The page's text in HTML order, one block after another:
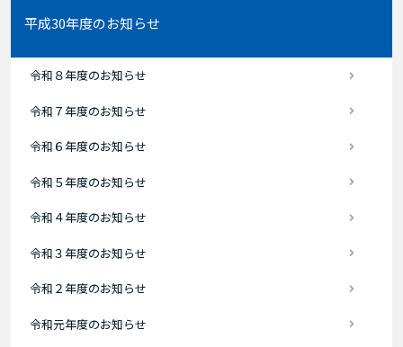
平成30年度のお知らせ
令和８年度のお知らせ
令和７年度のお知らせ
令和６年度のお知らせ
令和５年度のお知らせ
令和４年度のお知らせ
令和３年度のお知らせ
令和２年度のお知らせ
令和元年度のお知らせ